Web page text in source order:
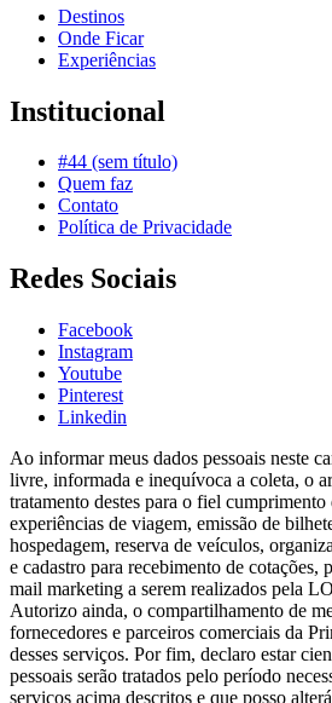
Destinos
Onde Ficar
Experiências
Institucional
#44 (sem título)
Quem faz
Contato
Política de Privacidade
Redes Sociais
Facebook
Instagram
Youtube
Pinterest
Linkedin
Ao informar meus dados pessoais neste
livre, informada e inequívoca a coleta, o
tratamento destes para o fiel cumprimento
experiências de viagem, emissão de
hospedagem, reserva de veículos,
e cadastro para recebimento de cotações,
mail marketing a serem realizados pela
Autorizo ainda, o compartilhamento de
fornecedores e parceiros comerciais da
desses serviços. Por fim, declaro estar
pessoais serão tratados pelo período
serviços acima descritos e que posso